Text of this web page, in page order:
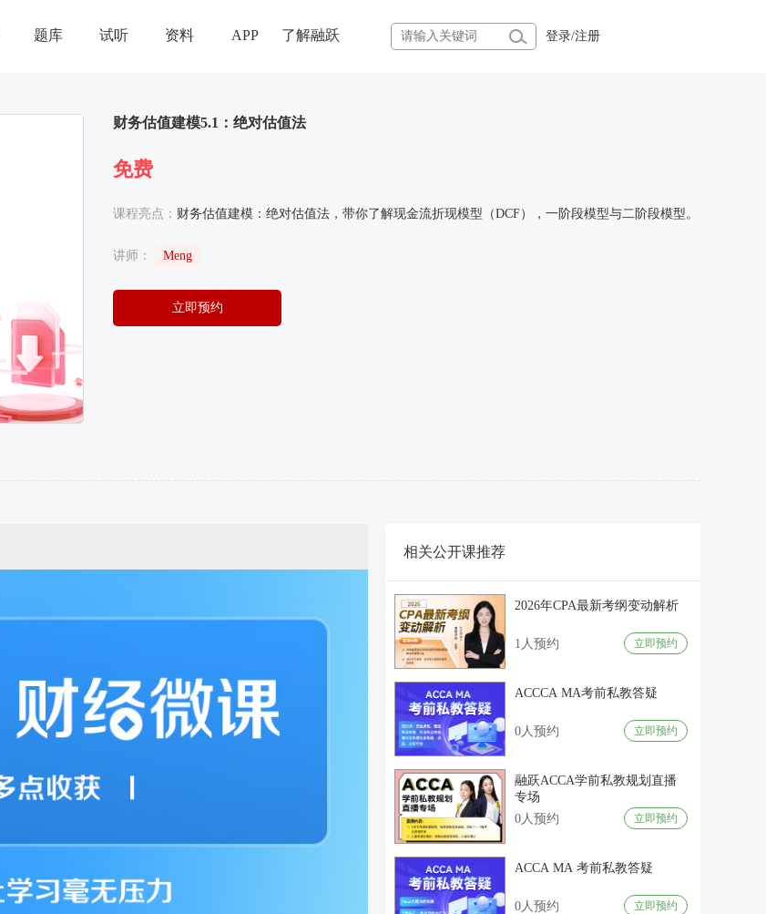
题库 试听 资料 APP 了解融跃 登录/注册
财务估值建模5.1：绝对估值法
免费
课程亮点： 财务估值建模：绝对估值法，带你了解现金流折现模型（DCF），一阶段模型与二阶段模型。
讲师： Meng
立即预约
相关公开课推荐
2026年CPA最新考纲变动解析
1人预约 立即预约
ACCCA MA考前私教答疑
0人预约 立即预约
融跃ACCA学前私教规划直播
专场
0人预约
立即预约
ACCA MA 考前私教答疑
0人预约 立即预约